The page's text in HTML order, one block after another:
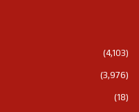
(4,103)
(3,976)
(18)